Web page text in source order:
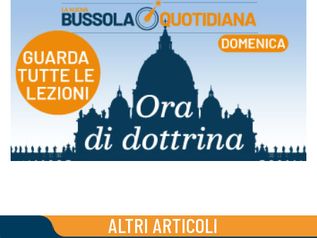
ALTRI ARTICOLI